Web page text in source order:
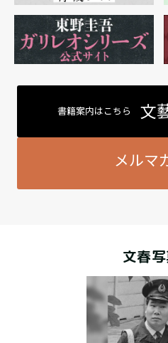
書籍案内はこちら 文
メルマ
文春